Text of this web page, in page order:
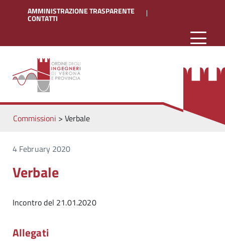
AMMINISTRAZIONE TRASPARENTE
CONTATTI
Commissioni > Verbale
4 February 2020
Verbale
Incontro del 21.01.2020
Allegati